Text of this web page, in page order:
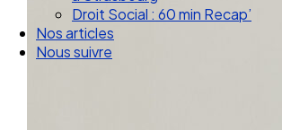
Droit Social : 60 min Recap’
Nos articles
Nous suivre